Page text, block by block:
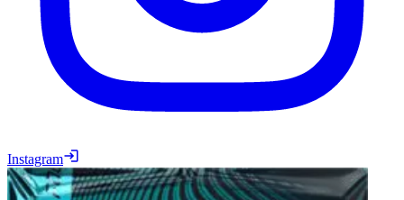
Instagram